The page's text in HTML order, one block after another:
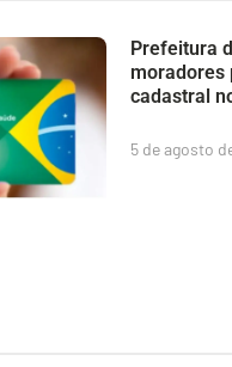
Prefeitura
moradores
cadastral
5 de agosto